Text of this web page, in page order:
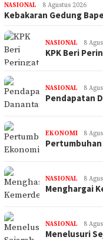
NASIONAL 8 Agustus 2026
Kebakaran Gedung
NASIONAL 8
KPK Beri
NASIONAL 8
Pendapatan
EKONOMI 8
NASIONAL 8
Menghargai
NASIONAL 8
Menelusuri